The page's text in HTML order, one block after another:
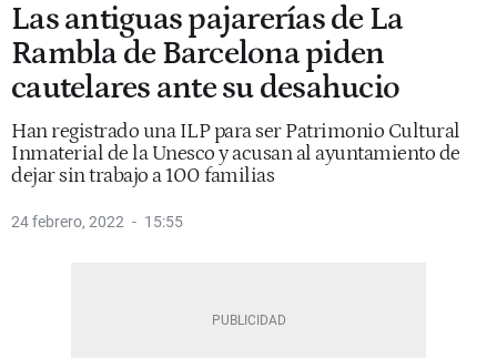
Las antiguas pajarerías de La
Rambla de Barcelona piden
cautelares ante su desahucio
Han registrado una ILP para ser Patrimonio Cultural
Inmaterial de la Unesco y acusan al ayuntamiento de
dejar sin trabajo a 100 familias
24 febrero, 2022 15:55